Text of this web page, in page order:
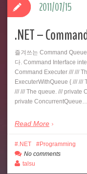
.NET –
즐겨쓰는 Command
다. Command Interface
Command Executer /// ///
ExecuterWithQueue { ///
/// /// The queue. /// private
private ConcurrentQueue…
Read More
2011/07/15
.NET
Programming
No comments
talsu